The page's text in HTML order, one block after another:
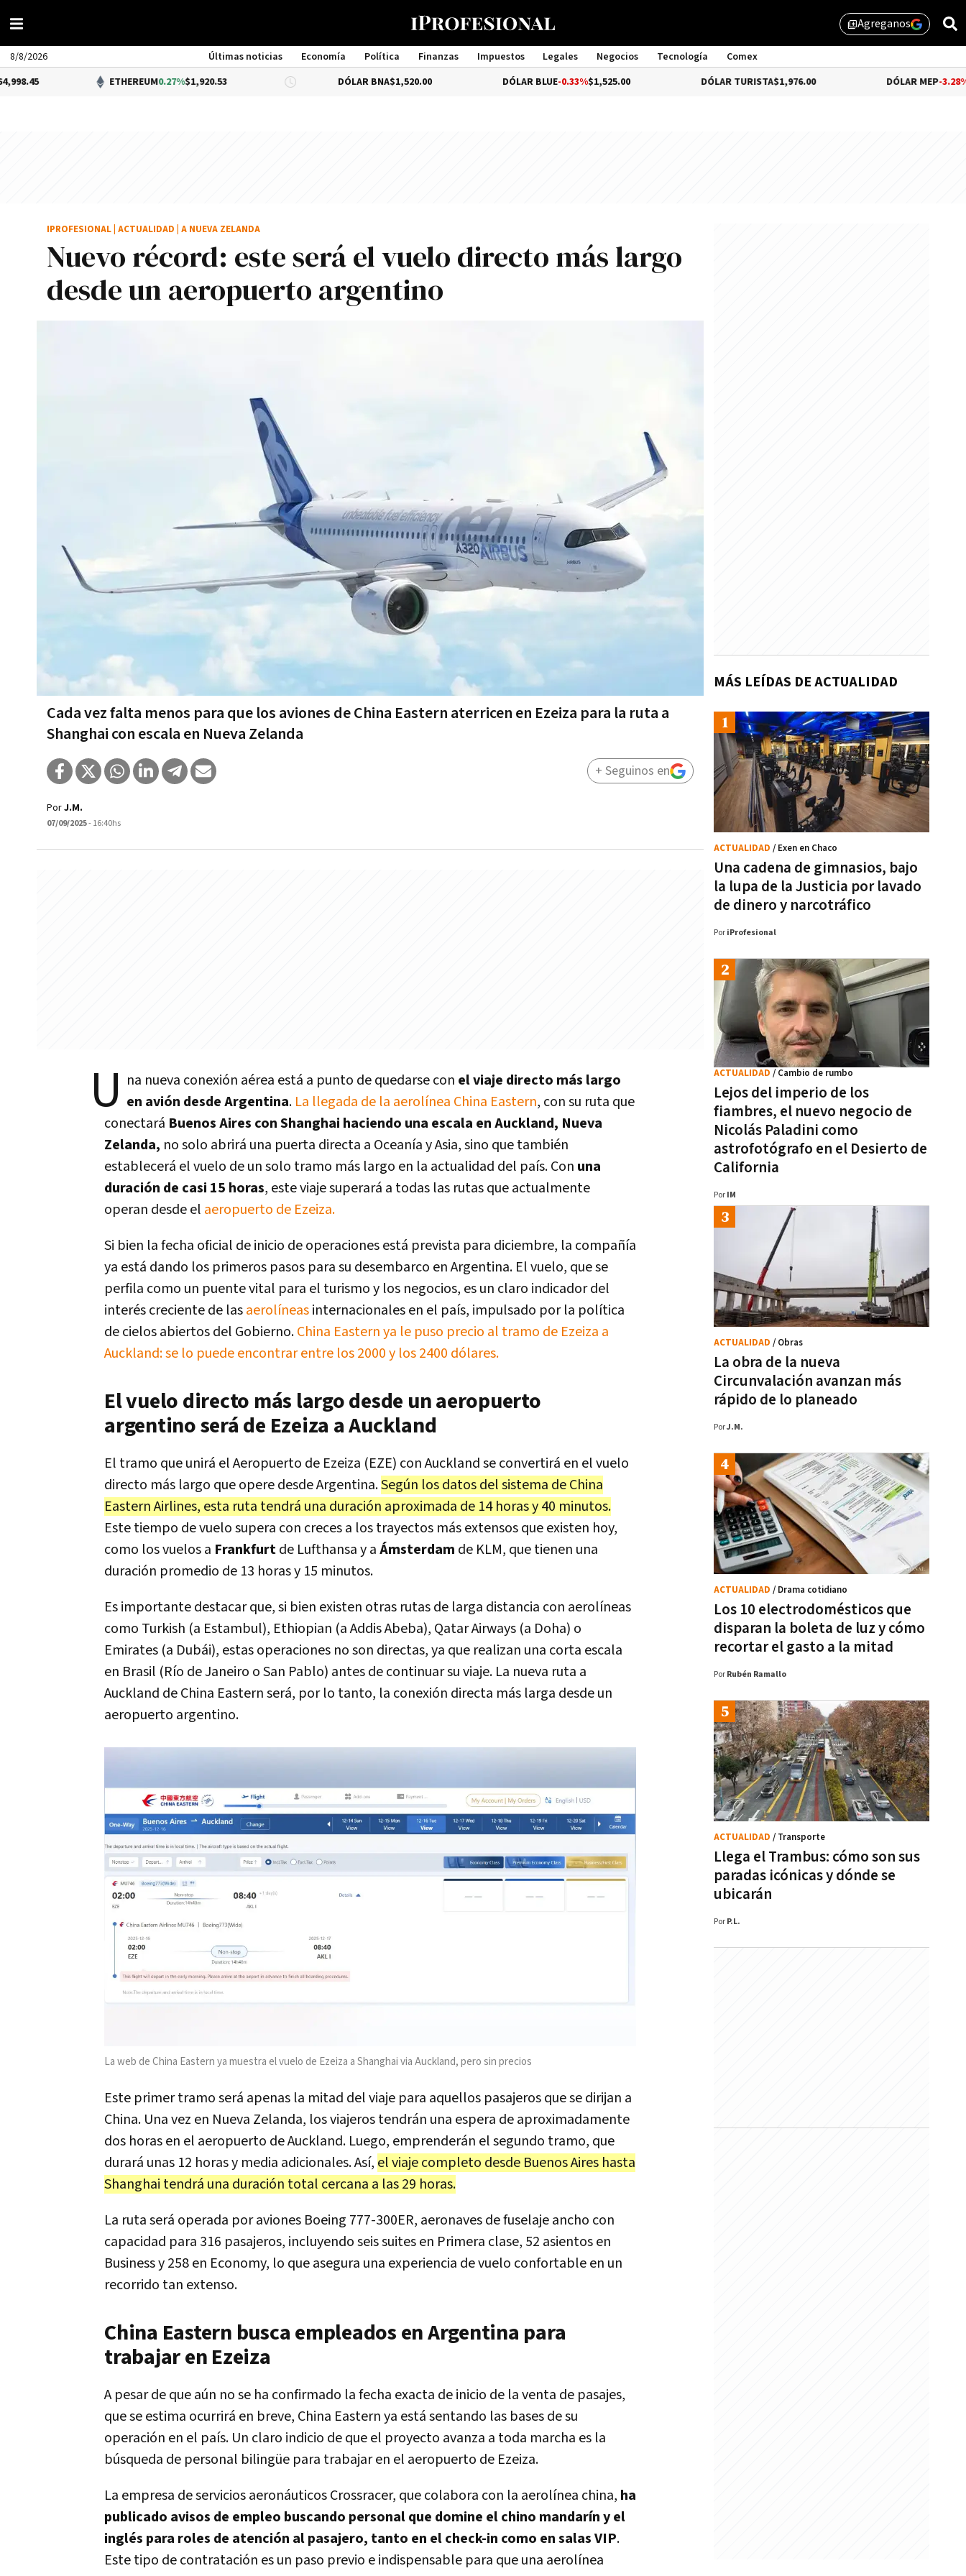
library_addAgreganos
8/8/2026 Últimas noticias Economía Política Finanzas Impuestos Legales Negocios Tecnología
Comex
Management
ETHEREUM0.27%$1,920.53 DÓLAR BNA$1,520.00 DÓLAR BLUE-0.33%$1,525.00 DÓLAR TURISTA$1,976.00 DÓLAR MEP-3.28%$1,529.31
Nuevo récord: este será el vuelo directo más largo
desde un aeropuerto argentino
Cada vez falta menos para que los aviones de China Eastern aterricen en Ezeiza para la ruta a
Shanghai con escala en Nueva Zelanda
IPROFESIONAL ACTUALIDAD A NUEVA ZELANDA
PorJ.M.
07/09/2025- 16:40hs
+ Seguinos en
U na nueva conexión aérea está a punto de quedarse con el viaje directo más largo
en avión desde Argentina. La llegada de la aerolínea China Eastern, con su ruta que
conectará Buenos Aires con Shanghai haciendo una escala en Auckland, Nueva
Zelanda, no solo abrirá una puerta directa a Oceanía y Asia, sino que también
establecerá el vuelo de un solo tramo más largo en la actualidad del país. Con una
duración de casi 15 horas, este viaje superará a todas las rutas que actualmente
operan desde el aeropuerto de Ezeiza.
Si bien la fecha oficial de inicio de operaciones está prevista para diciembre, la compañía
ya está dando los primeros pasos para su desembarco en Argentina. El vuelo, que se
perfila como un puente vital para el turismo y los negocios, es un claro indicador del
interés creciente de lasaerolíneasinternacionales en el país, impulsado por la política
de cielos abiertos del Gobierno.China Eastern ya le puso precio al tramo de Ezeiza a
Auckland: se lo puede encontrar entre los 2000 y los 2400 dólares.
El vuelo directo más largo desde un aeropuerto
argentino será de Ezeiza a Auckland
El tramo que unirá el Aeropuerto de Ezeiza (EZE) con Auckland se convertirá en el vuelo
directo más largo que opere desde Argentina.Según los datos del sistema de China
Eastern Airlines, esta ruta tendrá una duración aproximada de 14 horas y 40 minutos.
Este tiempo de vuelo supera con creces a los trayectos más extensos que existen hoy,
como los vuelos a Frankfurtde Lufthansa y aÁmsterdam de KLM, que tienen una
duración promedio de 13 horas y 15 minutos.
Es importante destacar que, si bien existen otras rutas de larga distancia con aerolíneas
como Turkish (a Estambul), Ethiopian (a Addis Abeba), Qatar Airways (a Doha) o
Emirates (a Dubái), estas operaciones no son directas, ya que realizan una corta escala
en Brasil (Río de Janeiro o San Pablo) antes de continuar su viaje. La nueva ruta a
Auckland de China Eastern será, por lo tanto, la conexión directa más larga desde un
aeropuerto argentino.
La web de China Eastern ya muestra el vuelo de Ezeiza a Shanghai via Auckland, pero sin precios
Este primer tramo será apenas la mitad del viaje para aquellos pasajeros que se dirijan a
China. Una vez en Nueva Zelanda, los viajeros tendrán una espera de aproximadamente
dos horas en el aeropuerto de Auckland. Luego, emprenderán el segundo tramo, que
durará unas 12 horas y media adicionales. Así, el viaje completo desde Buenos Aires hasta
Shanghai tendrá una duración total cercana a las 29 horas.
La ruta será operada por aviones Boeing 777-300ER, aeronaves de fuselaje ancho con
capacidad para 316 pasajeros, incluyendo seis suites en Primera clase, 52 asientos en
Business y 258 en Economy, lo que asegura una experiencia de vuelo confortable en un
recorrido tan extenso.
China Eastern busca empleados en Argentina para
trabajar en Ezeiza
A pesar de que aún no se ha confirmado la fecha exacta de inicio de la venta de pasajes,
que se estima ocurrirá en breve, China Eastern ya está sentando las bases de su
operación en el país. Un claro indicio de que el proyecto avanza a toda marcha es la
búsqueda de personal bilingüe para trabajar en el aeropuerto de Ezeiza.
La empresa de servicios aeronáuticos Crossracer, que colabora con la aerolínea china, ha
publicado avisos de empleo buscando personal que domine el chino mandarín y el
inglés para roles de atención al pasajero, tanto en el check-in como en salas VIP.
Este tipo de contratación es un paso previo e indispensable para que una aerolínea
MÁS LEÍDAS DE ACTUALIDAD
Una cadena de gimnasios, bajo
la lupa de la Justicia por lavado
de dinero y narcotráfico
ACTUALIDAD / Exen en Chaco
Por iProfesional
Lejos del imperio de los
fiambres, el nuevo negocio de
Nicolás Paladini como
astrofotógrafo en el Desierto de
California
ACTUALIDAD / Cambio de rumbo
Por IM
La obra de la nueva
Circunvalación avanzan más
rápido de lo planeado
ACTUALIDAD / Obras
PorJ.M.
Los 10 electrodomésticos que
disparan la boleta de luz y cómo
recortar el gasto a la mitad
ACTUALIDAD / Drama cotidiano
Por Rubén Ramallo
Llega el Trambus: cómo son sus
paradas icónicas y dónde se
ubicarán
ACTUALIDAD / Transporte
Por P.L.